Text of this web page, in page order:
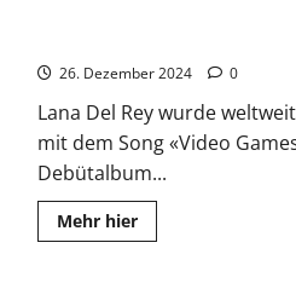
26. Dezember 2024 0
Lana Del Rey wurde
mit dem Song «Video
Debütalbum...
Mehr hierRead
more